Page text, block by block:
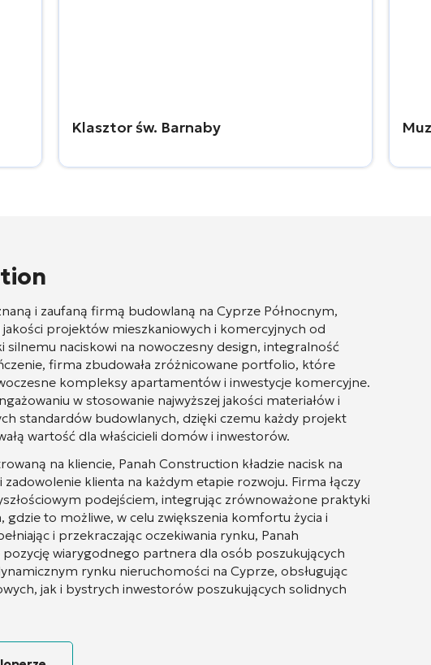
Klasztor św. Barnaby
i zaufaną firmą budowlaną na Cyprze Północnym,
jakości projektów mieszkaniowych i komercyjnych od
silnemu naciskowi na nowoczesny design, integralność
firma zbudowała zróżnicowane portfolio, które
kompleksy apartamentów i inwestycje komercyjne.
w stosowanie najwyższej jakości materiałów i
standardów budowlanych, dzięki czemu każdy projekt
wartość dla właścicieli domów i inwestorów.
na kliencie, Panah Construction kładzie nacisk na
klienta na każdym etapie rozwoju. Firma łączy
podejściem, integrując zrównoważone praktyki
to możliwe, w celu zwiększenia komfortu życia i
i przekraczając oczekiwania rynku, Panah
wiarygodnego partnera dla osób poszukujących
rynku nieruchomości na Cyprze, obsługując
jak i bystrych inwestorów poszukujących solidnych